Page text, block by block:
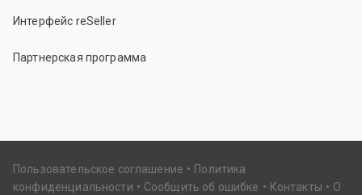
Интерфейс reSeller
Партнерская программа
Пользовательское соглашение
Политика
конфиденциальности
Сообщить об ошибке Контакты О